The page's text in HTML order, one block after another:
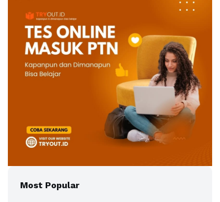
Most Popular